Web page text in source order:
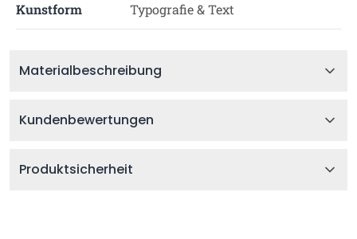
Kunstform Typografie & Text
Materialbeschreibung
Kundenbewertungen
Produktsicherheit